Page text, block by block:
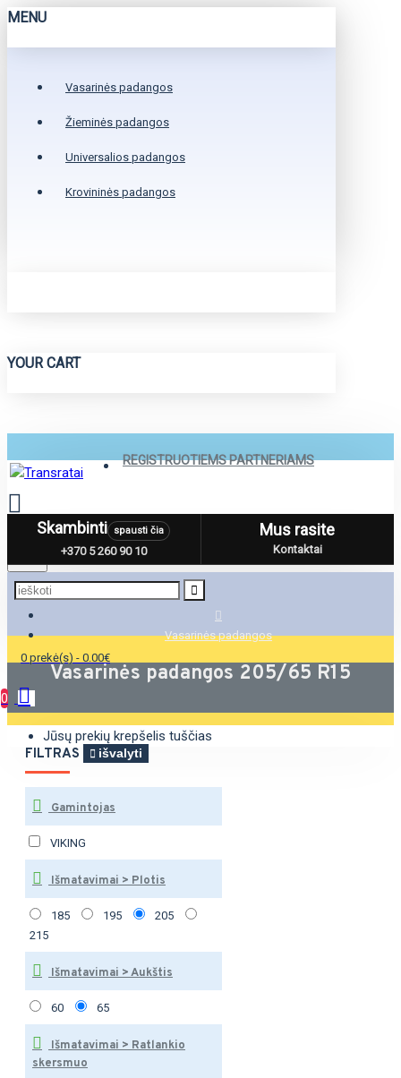
MENU
Vasarinės padangos
Žieminės padangos
Universalios padangos
Krovininės padangos
YOUR CART
REGISTRUOTIEMS PARTNERIAMS
Menu
0 prekė(s) - 0.00€
0
Jūsų prekių krepšelis tuščias
Skambinti spausti čia
+370 5 260 90 10
Mus rasite
Kontaktai
Vasarinės padangos
Vasarinės padangos 205/65 R15
FILTRAS išvalyti
Gamintojas
VIKING
Išmatavimai > Plotis
185 195
205
215
Išmatavimai > Aukštis
60 65
Išmatavimai > Ratlankio
skersmuo